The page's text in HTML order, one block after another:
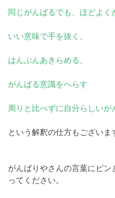
同じがんばるでも、ほどよく
いい意味で手を抜く。
はんぶんあきらめる。
がんばる意識をへらす
周りと比べずに自分らしいが
という解釈の仕方もございま
がんばりやさんの言葉にピン
ってください。